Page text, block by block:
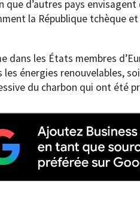
que d’autres pays
la République tchèque
dans les États membres
les énergies renouvelables,
du charbon qui ont été